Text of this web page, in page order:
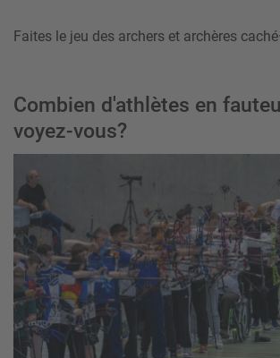
Faites le jeu des archers et archères
Combien d'athlètes en
voyez-vous?